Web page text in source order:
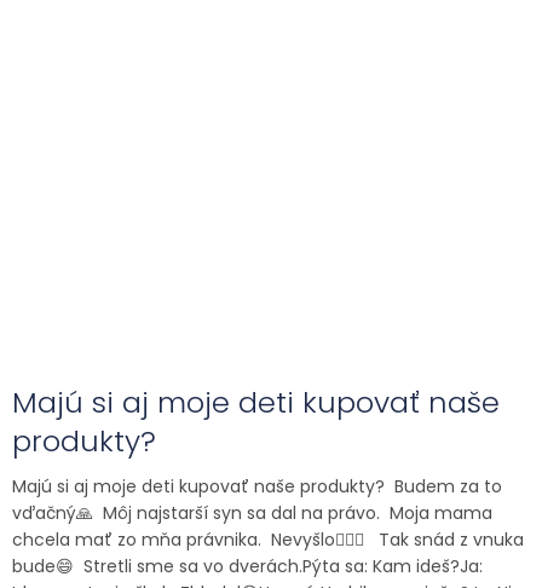
Majú si aj moje deti kupovať naše
produkty?
Majú si aj moje deti kupovať naše produkty? Budem za to
vďačný🙏 Môj najstarší syn sa dal na právo. Moja mama
chcela mať zo mňa právnika. Nevyšlo🤷🏻‍♂️ Tak snád z vnuka
bude😄 Stretli sme sa vo dverách.Pýta sa: Kam ideš?Ja: